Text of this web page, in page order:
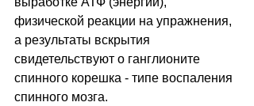
физической реакции на упражнения,
а результаты вскрытия
свидетельствуют о ганглионите
спинного корешка - типе воспаления
спинного мозга.